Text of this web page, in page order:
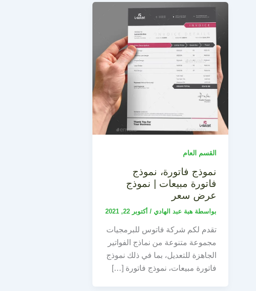
القسم العام
نموذج فاتورة، نموذج
فاتورة مبيعات | نموذج
عرض سعر
بواسطة هبة عبد الهادي / أكتوبر 22, 2021
تقدم لكم شركة فاتوس للبرمجيات
مجموعة متنوعة من نماذج الفواتير
الجاهزة للتعديل، بما في ذلك نموذج
فاتورة مبيعات، نموذج فاتورة […]